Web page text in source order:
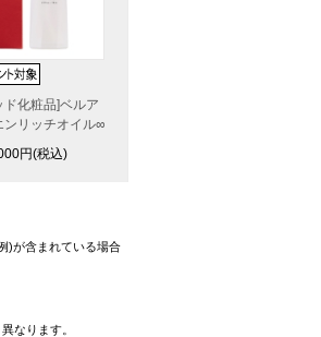
ド化粧品]ベルア
ンリッチオイル∞
円(税込)
)が含まれている場合
なります。